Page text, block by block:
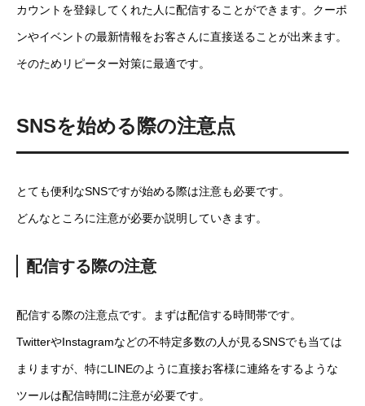
カウントを登録してくれた人に配信することができます。クーポ
ンやイベントの最新情報をお客さんに直接送ることが出来ます。
そのためリピーター対策に最適です。
SNSを始める際の注意点
とても便利なSNSですが始める際は注意も必要です。
どんなところに注意が必要か説明していきます。
配信する際の注意
配信する際の注意点です。まずは配信する時間帯です。
TwitterやInstagramなどの不特定多数の人が見るSNSでも当ては
まりますが、特にLINEのように直接お客様に連絡をするような
ツールは配信時間に注意が必要です。